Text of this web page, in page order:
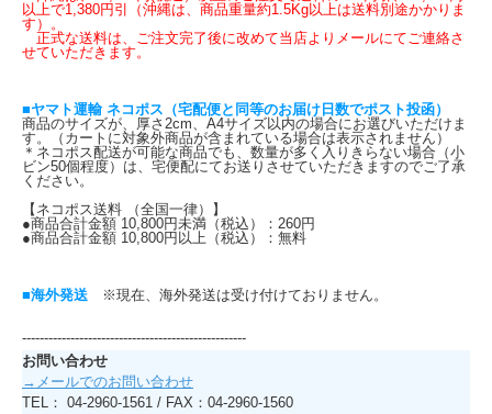
以上で1,380円引（沖縄は、商品重量約1.5Kg以上は送料別途かかりま
す）。
正式な送料は、ご注文完了後に改めて当店よりメールにてご連絡さ
せていただきます。
■ヤマト運輸 ネコポス（宅配便と同等のお届け日数でポスト投函）
商品のサイズが、厚さ2cm、A4サイズ以内の場合にお選びいただけま
す。（カートに対象外商品が含まれている場合は表示されません）
＊ネコポス配送が可能な商品でも、数量が多く入りきらない場合（小
ビン50個程度）は、宅便配にてお送りさせていただきますのでご了承
ください。
【ネコポス送料 （全国一律）】
●商品合計金額 10,800円未満（税込）：260円
●商品合計金額 10,800円以上（税込）：無料
■海外発送 ※現在、海外発送は受け付けておりません。
---------------------------------------------------
お問い合わせ
→メールでのお問い合わせ
TEL： 04-2960-1561 / FAX：04-2960-1560